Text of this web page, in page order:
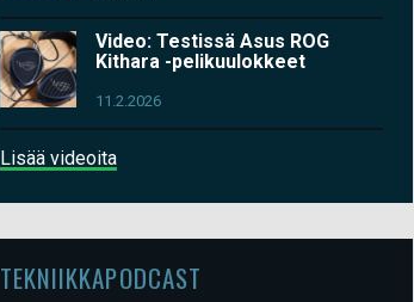
Video: Testissä Asus ROG
Kithara -pelikuulokkeet
11.2.2026
Lisää videoita
TEKNIIKKAPODCAST